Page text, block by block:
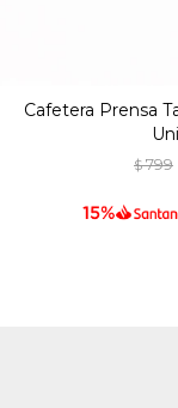
Cafetera Prensa
$ 799